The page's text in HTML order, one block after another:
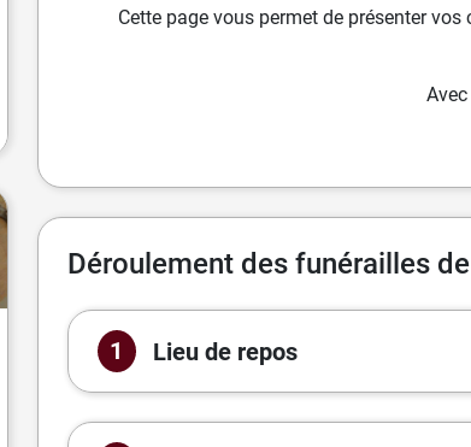
Cette page vous permet de présenter
Déroulement des funérailles
1 Lieu de repos